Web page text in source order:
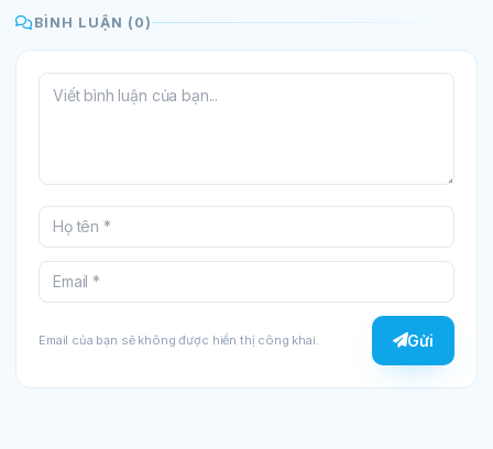
BÌNH LUẬN (0)
Email của bạn sẽ không được hiển thị công khai. Gửi